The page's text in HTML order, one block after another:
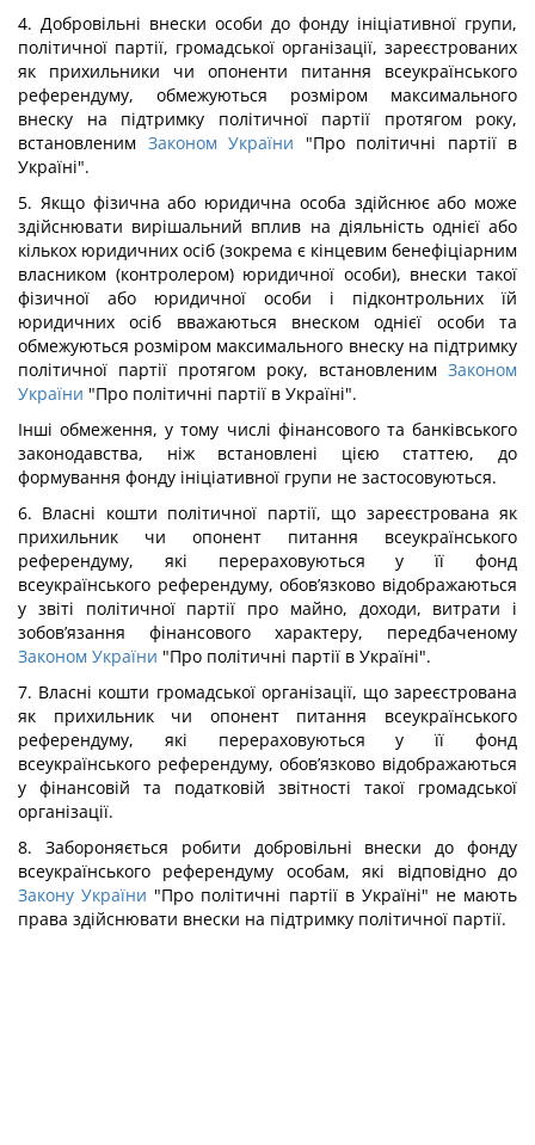
4. Добровільні внески особи до фонду ініціативної групи,
політичної партії, громадської організації, зареєстрованих
як прихильники чи опоненти питання всеукраїнського
референдуму, обмежуються розміром максимального
внеску на підтримку політичної партії протягом року,
встановленим Законом України "Про політичні партії в
Україні".
5. Якщо фізична або юридична особа здійснює або може
здійснювати вирішальний вплив на діяльність однієї або
кількох юридичних осіб (зокрема є кінцевим бенефіціарним
власником (контролером) юридичної особи), внески такої
фізичної або юридичної особи і підконтрольних їй
юридичних осіб вважаються внеском однієї особи та
обмежуються розміром максимального внеску на підтримку
політичної партії протягом року, встановленим Законом
України "Про політичні партії в Україні".
Інші обмеження, у тому числі фінансового та банківського
законодавства, ніж встановлені цією статтею, до
формування фонду ініціативної групи не застосовуються.
6. Власні кошти політичної партії, що зареєстрована як
прихильник чи опонент питання всеукраїнського
референдуму, які перераховуються у її фонд
всеукраїнського референдуму, обов’язково відображаються
у звіті політичної партії про майно, доходи, витрати і
зобов’язання фінансового характеру, передбаченому
Законом України "Про політичні партії в Україні".
7. Власні кошти громадської організації, що зареєстрована
як прихильник чи опонент питання всеукраїнського
референдуму, які перераховуються у її фонд
всеукраїнського референдуму, обов’язково відображаються
у фінансовій та податковій звітності такої громадської
організації.
8. Забороняється робити добровільні внески до фонду
всеукраїнського референдуму особам, які відповідно до
Закону України "Про політичні партії в Україні" не мають
права здійснювати внески на підтримку політичної партії.